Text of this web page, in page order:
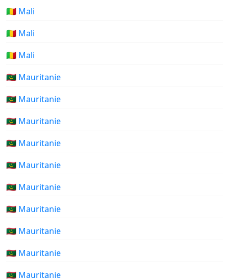
🇲🇱 Mali
🇲🇱 Mali
🇲🇱 Mali
🇲🇷 Mauritanie
🇲🇷 Mauritanie
🇲🇷 Mauritanie
🇲🇷 Mauritanie
🇲🇷 Mauritanie
🇲🇷 Mauritanie
🇲🇷 Mauritanie
🇲🇷 Mauritanie
🇲🇷 Mauritanie
🇲🇷 Mauritanie